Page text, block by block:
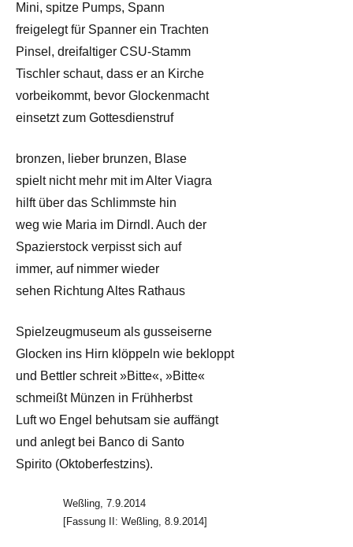
Mini, spitze Pumps, Spann
freigelegt für Spanner ein Trachten
Pinsel, dreifaltiger CSU-Stamm
Tischler schaut, dass er an Kirche
vorbeikommt, bevor Glockenmacht
einsetzt zum Gottesdienstruf
bronzen, lieber brunzen, Blase
spielt nicht mehr mit im Alter Viagra
hilft über das Schlimmste hin
weg wie Maria im Dirndl. Auch der
Spazierstock verpisst sich auf
immer, auf nimmer wieder
sehen Richtung Altes Rathaus
Spielzeugmuseum als gusseiserne
Glocken ins Hirn klöppeln wie bekloppt
und Bettler schreit »Bitte«, »Bitte«
schmeißt Münzen in Frühherbst
Luft wo Engel behutsam sie auffängt
und anlegt bei Banco di Santo
Spirito (Oktoberfestzins).
Weßling, 7.9.2014
[Fassung II: Weßling, 8.9.2014]